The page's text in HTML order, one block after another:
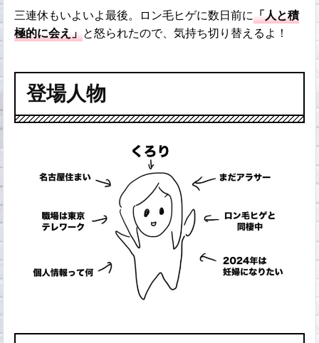
三連休もいよいよ最後。ロン毛ヒゲに数日前に「人と積
極的に会え」と怒られたので、気持ち切り替えるよ！
登場人物